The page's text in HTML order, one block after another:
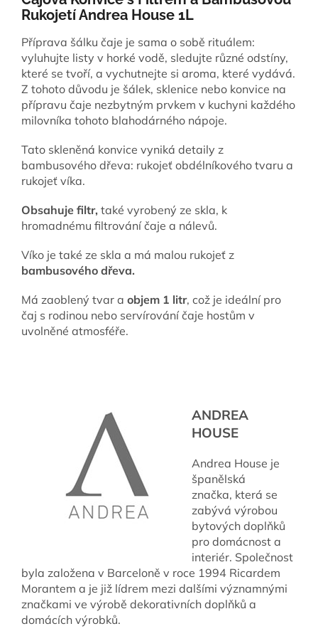
Rukojetí Andrea House 1L
Příprava šálku čaje je sama o sobě rituálem:
vyluhujte listy v horké vodě, sledujte různé odstíny,
které se tvoří, a vychutnejte si aroma, které vydává.
Z tohoto důvodu je šálek, sklenice nebo konvice na
přípravu čaje nezbytným prvkem v kuchyni každého
milovníka tohoto blahodárného nápoje.
Tato skleněná konvice vyniká detaily z
bambusového dřeva: rukojeť obdélníkového tvaru a
rukojeť víka.
Obsahuje filtr, také vyrobený ze skla, k
hromadnému filtrování čaje a nálevů.
Víko je také ze skla a má malou rukojeť z
bambusového dřeva.
Má zaoblený tvar a objem 1 litr, což je ideální pro
čaj s rodinou nebo servírování čaje hostům v
uvolněné atmosféře.
ANDREA
HOUSE
Andrea House je
španělská
značka, která se
zabývá výrobou
bytových doplňků
pro domácnost a
interiér. Společnost
byla založena v Barceloně v roce 1994 Ricardem
Morantem a je již lídrem mezi dalšími významnými
značkami ve výrobě dekorativních doplňků a
domácích výrobků.